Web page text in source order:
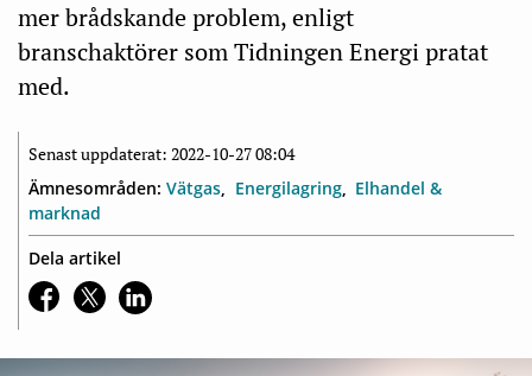
mer brådskande problem, enligt
branschaktörer som Tidningen Energi pratat
med.
Senast uppdaterat: 2022-10-27 08:04
Ämnesområden: Vätgas Energilagring
Elhandel &
marknad
Dela artikel